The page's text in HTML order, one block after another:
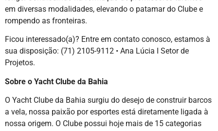
em diversas modalidades, elevando o patamar do Clube e
rompendo as fronteiras.
Ficou interessado(a)? Entre em contato conosco, estamos à
sua disposição: (71) 2105-9112 • Ana Lúcia I Setor de
Projetos.
Sobre o Yacht Clube da Bahia
O Yacht Clube da Bahia surgiu do desejo de construir barcos
a vela, nossa paixão por esportes está diretamente ligada à
nossa origem. O Clube possui hoje mais de 15 categorias